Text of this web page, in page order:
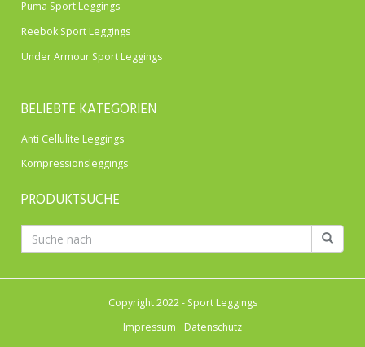
Puma Sport Leggings
Reebok Sport Leggings
Under Armour Sport Leggings
BELIEBTE KATEGORIEN
Anti Cellulite Leggings
Kompressionsleggings
PRODUKTSUCHE
Copyright 2022 - Sport Leggings
Impressum
Datenschutz